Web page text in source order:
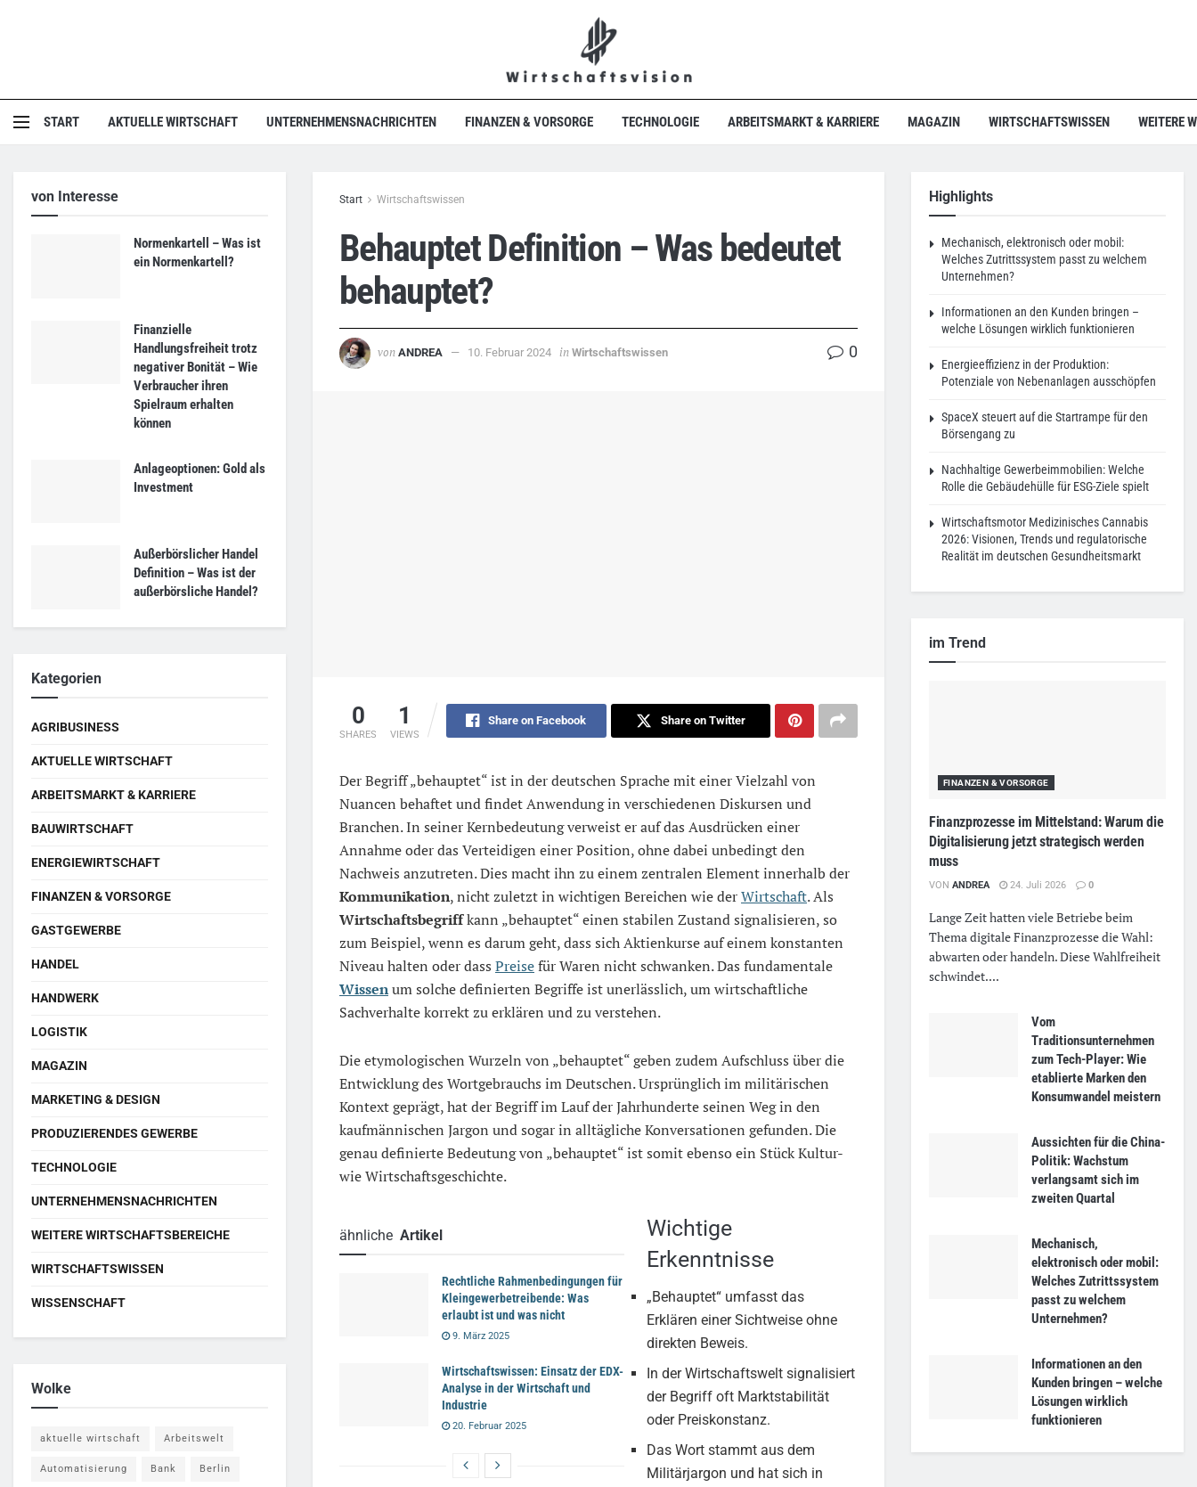
START AKTUELLE WIRTSCHAFT UNTERNEHMENSNACHRICHTEN FINANZEN & VORSORGE TECHNOLOGIE ARBEITSMARKT & KARRIERE MAGAZIN WIRTSCHAFTSWISSEN WEITERE
Start Wirtschaftswissen
Behauptet Definition – Was bedeutet
behauptet?
von ANDREA 10. Februar 2024 in Wirtschaftswissen 0
0
SHARES
1
VIEWS
Share on Facebook Share on Twitter
Der Begriff „behauptet“ ist in der deutschen Sprache mit einer Vielzahl von
Nuancen behaftet und findet Anwendung in verschiedenen Diskursen und
Branchen. In seiner Kernbedeutung verweist er auf das Ausdrücken einer
Annahme oder das Verteidigen einer Position, ohne dabei unbedingt den
Nachweis anzutreten. Dies macht ihn zu einem zentralen Element innerhalb der
Kommunikation, nicht zuletzt in wichtigen Bereichen wie derWirtschaft. Als
Wirtschaftsbegriffkann „behauptet“ einen stabilen Zustand signalisieren, so
zum Beispiel, wenn es darum geht, dass sich Aktienkurse auf einem konstanten
Niveau halten oder dass Preisefür Waren nicht schwanken. Das fundamentale
Wissenum solche definierten Begriffe ist unerlässlich, um wirtschaftliche
Sachverhalte korrekt zu erklären und zu verstehen.
Die etymologischen Wurzeln von „behauptet“ geben zudem Aufschluss über die
Entwicklung des Wortgebrauchs im Deutschen. Ursprünglich im militärischen
Kontext geprägt, hat der Begriff im Lauf der Jahrhunderte seinen Weg in den
kaufmännischen Jargon und sogar in alltägliche Konversationen gefunden. Die
genau definierte Bedeutung von „behauptet“ ist somit ebenso ein Stück Kultur-
wie Wirtschaftsgeschichte.
ähnliche Artikel
Rechtliche Rahmenbedingungen für
Kleingewerbetreibende: Was
erlaubt ist und was nicht
9. März 2025
Wirtschaftswissen: Einsatz der EDX-
Analyse in der Wirtschaft und
Industrie
20. Februar 2025
Wichtige
Erkenntnisse
„Behauptet“ umfasst das
Erklären einer Sichtweise ohne
direkten Beweis.
In der Wirtschaftswelt signalisiert
der Begriff oft Marktstabilität
oder Preiskonstanz.
Das Wort stammt aus dem
Militärjargon und hat sich in
von Interesse
Normenkartell – Was ist
ein Normenkartell?
Finanzielle
Handlungsfreiheit trotz
negativer Bonität – Wie
Verbraucher ihren
Spielraum erhalten
können
Anlageoptionen: Gold als
Investment
Außerbörslicher Handel
Definition – Was ist der
außerbörsliche Handel?
Kategorien
AGRIBUSINESS
AKTUELLE WIRTSCHAFT
ARBEITSMARKT & KARRIERE
BAUWIRTSCHAFT
ENERGIEWIRTSCHAFT
FINANZEN & VORSORGE
GASTGEWERBE
HANDEL
HANDWERK
LOGISTIK
MAGAZIN
MARKETING & DESIGN
PRODUZIERENDES GEWERBE
TECHNOLOGIE
UNTERNEHMENSNACHRICHTEN
WEITERE WIRTSCHAFTSBEREICHE
WIRTSCHAFTSWISSEN
WISSENSCHAFT
Wolke
aktuelle wirtschaft Arbeitswelt
Automatisierung Bank Berlin
Highlights
Mechanisch, elektronisch oder mobil:
Welches Zutrittssystem passt zu welchem
Unternehmen?
Informationen an den Kunden bringen –
welche Lösungen wirklich funktionieren
Energieeffizienz in der Produktion:
Potenziale von Nebenanlagen ausschöpfen
SpaceX steuert auf die Startrampe für den
Börsengang zu
Nachhaltige Gewerbeimmobilien: Welche
Rolle die Gebäudehülle für ESG-Ziele spielt
Wirtschaftsmotor Medizinisches Cannabis
2026: Visionen, Trends und regulatorische
Realität im deutschen Gesundheitsmarkt
im Trend
FINANZEN & VORSORGE
Finanzprozesse im Mittelstand: Warum die
Digitalisierung jetzt strategisch werden
muss
VON ANDREA 24. Juli 2026 0
Lange Zeit hatten viele Betriebe beim
Thema digitale Finanzprozesse die Wahl:
abwarten oder handeln. Diese Wahlfreiheit
schwindet....
Vom
Traditionsunternehmen
zum Tech-Player: Wie
etablierte Marken den
Konsumwandel meistern
Aussichten für die China-
Politik: Wachstum
verlangsamt sich im
zweiten Quartal
Mechanisch,
elektronisch oder mobil:
Welches Zutrittssystem
passt zu welchem
Unternehmen?
Informationen an den
Kunden bringen – welche
Lösungen wirklich
funktionieren